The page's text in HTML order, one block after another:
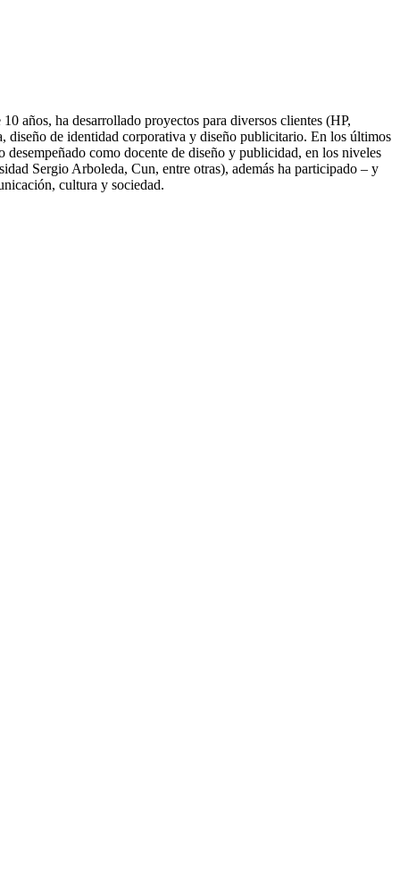
años, ha desarrollado proyectos para diversos clientes (HP,
de identidad corporativa y diseño publicitario. En los últimos
como docente de diseño y publicidad, en los niveles
Sergio Arboleda, Cun, entre otras), además ha participado – y
cultura y sociedad.